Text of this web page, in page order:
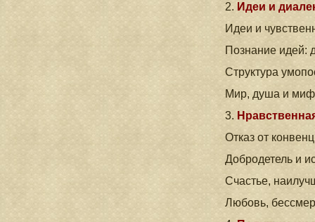
2. Идеи и
Идеи и
Познание идей:
Структура
Мир, душа и миф
3.
Отказ от
Добродетель и
Счастье,
Любовь,